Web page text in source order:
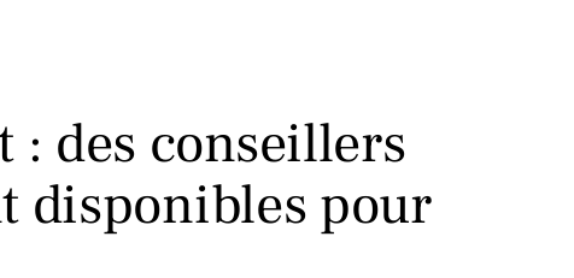
: des conseillers
disponibles pour